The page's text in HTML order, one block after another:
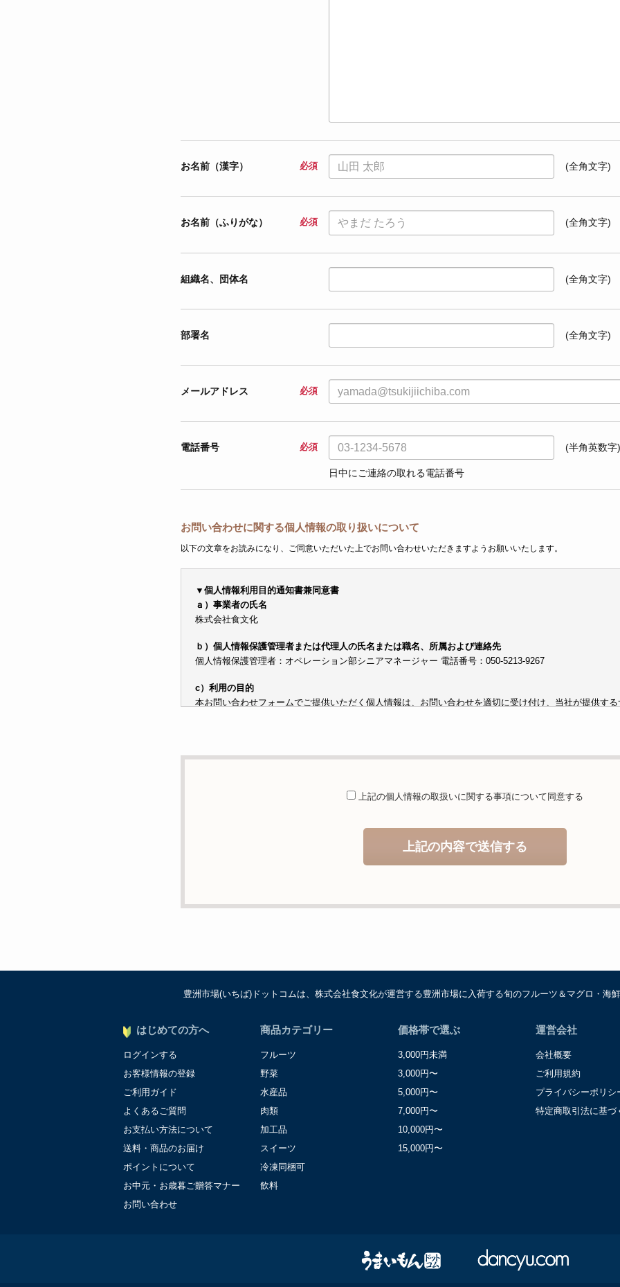
お名前（漢字） 必須 (全角文字)
お名前（ふりがな） 必須 (全角文字)
組織名、団体名 (全角文字)
部署名 (全角文字)
メールアドレス 必須
電話番号 必須
日中にご連絡の取れる電話番号
(半角英数字)
お問い合わせに関する個人情報の取り扱いについて
以下の文章をお読みになり、ご同意いただいた上でお問い合わせいただきますようお願いいたします。
▼個人情報利用目的通知書兼同意書
ａ）事業者の氏名
株式会社食文化
ｂ）個人情報保護管理者または代理人の氏名または職名、所属および連絡先
個人情報保護管理者：オペレーション部シニアマネージャー 電話番号：050-5213-9267
c）利用の目的
本お問い合わせフォームでご提供いただく個人情報は、お問い合わせを適切に受け付け、当社が提供す
本人の同意がある場合または法令に基づく場合を除き、取得した個人情報を第三者に提供することはあ
個人情報について当社が個人情報保護管理体制について一定の水準に達していると認めた委託者に業務委
f）開示対象個人情報の開示等および問合せ窓口について
ご本人からの求めにより、当社が保有する開示対象個人情報の利用目的の通知・開示・内容の訂正・追加
には、お客様のお名前、ご住所、電話番号、電子メールアドレスなど、お客様を特定する個人情報は一
個人情報に関する問合わせ窓口
〒106-0044 東京都港区東麻布一丁目２７番１号 東麻布食文化ビル４階
ＦＡＸ：047-401-6847
上記の個人情報の取扱いに関する事項について同意する
上記の内容で送信する
豊洲市場(いちば)ドットコムは、株式会社食文化が運営する豊洲市場に入荷する旬のフルーツ＆マグロ・海
はじめての方へ
ログインする
お客様情報の登録
ご利用ガイド
よくあるご質問
お支払い方法について
送料・商品のお届け
ポイントについて
お中元・お歳暮ご贈答マナー
お問い合わせ
商品カテゴリー
フルーツ
野菜
水産品
肉類
加工品
スイーツ
冷凍同梱可
飲料
価格帯で選ぶ
3,000円未満
3,000円〜
5,000円〜
7,000円〜
10,000円〜
15,000円〜
運営会社
会社概要
ご利用規約
プライバシーポリシ
特定商取引法に基づ